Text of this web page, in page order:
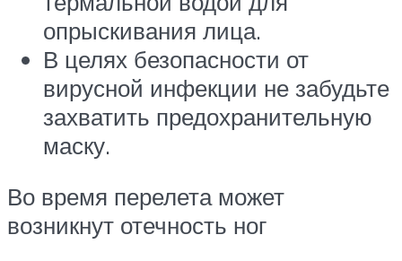
опрыскивания лица.
В целях безопасности от
вирусной инфекции не забудьте
захватить предохранительную
маску.
Во время перелета может
возникнут отечность ног